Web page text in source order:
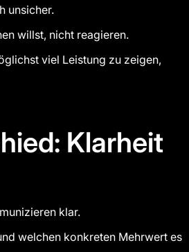
unsicher.
willst, nicht reagieren.
viel Leistung zu zeigen,
Klarheit
klar.
welchen konkreten Mehrwert es